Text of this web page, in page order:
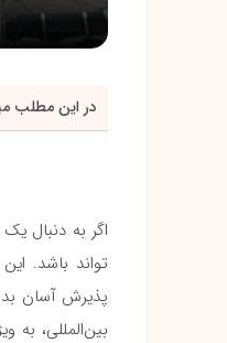
در این مطلب
اگر به دنبال
تواند باشد.
پذیرش آسان
بین‌المللی، به